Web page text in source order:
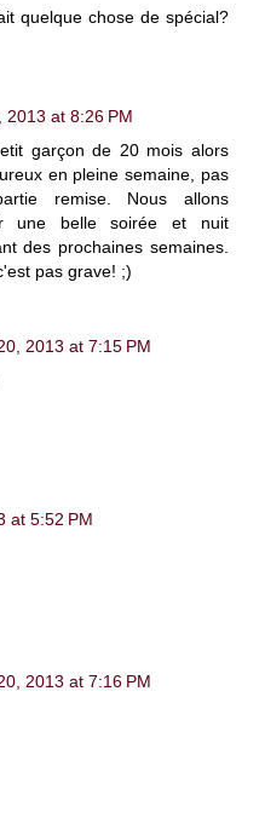
quelque chose de spécial?
2013 at 8:26 PM
garçon de 20 mois alors
en pleine semaine, pas
remise. Nous allons
une belle soirée et nuit
des prochaines semaines.
pas grave! ;)
2013 at 7:15 PM
at 5:52 PM
2013 at 7:16 PM